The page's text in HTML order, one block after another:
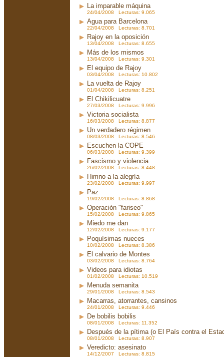
La imparable máquina
24/04/2008 Lecturas: 9.065
Agua para Barcelona
22/04/2008 Lecturas: 8.701
Rajoy en la oposición
13/04/2008 Lecturas: 8.655
Más de los mismos
13/04/2008 Lecturas: 9.301
El equipo de Rajoy
03/04/2008 Lecturas: 10.802
La vuelta de Rajoy
01/04/2008 Lecturas: 8.251
El Chikilicuatre
27/03/2008 Lecturas: 9.996
Victoria socialista
16/03/2008 Lecturas: 8.877
Un verdadero régimen
08/03/2008 Lecturas: 8.546
Escuchen la COPE
06/03/2008 Lecturas: 9.399
Fascismo y violencia
26/02/2008 Lecturas: 8.448
Himno a la alegría
23/02/2008 Lecturas: 9.997
Paz
19/02/2008 Lecturas: 8.868
Operación "fariseo"
15/02/2008 Lecturas: 9.865
Miedo me dan
12/02/2008 Lecturas: 9.177
Poquísimas nueces
10/02/2008 Lecturas: 8.386
El calvario de Montes
03/02/2008 Lecturas: 8.764
Videos para idiotas
01/02/2008 Lecturas: 10.519
Menuda semanita
29/01/2008 Lecturas: 8.543
Macarras, atorrantes, cansinos
24/01/2008 Lecturas: 9.446
De bobilis bobilis
08/01/2008 Lecturas: 11.352
Después de la pítima (o El País contra el
08/01/2008 Lecturas: 8.907
Veredicto: asesinato
14/12/2007 Lecturas: 8.815